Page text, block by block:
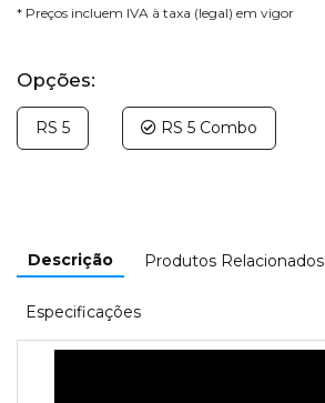
* Preços incluem IVA à taxa (legal) em vigor
Opções:
RS 5 RS 5 Combo
Descrição Produtos Relacionados
Especificações